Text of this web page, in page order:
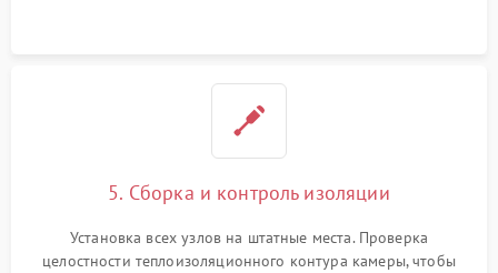
5. Сборка и контроль изоляции
Установка всех узлов на штатные места. Проверка
целостности теплоизоляционного контура камеры, чтобы